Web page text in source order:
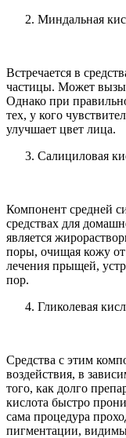
Миндальная
Встречается в
частицы. Может
Однако при
тех, у кого
улучшает цвет лица.
Салициловая
Компонент средней
средствах для
является
поры, очищая кожу от
лечения прыщей,
пор.
Гликолевая
Средства с этим
воздействия, в
того, как долго
кислота быстро
сама процедура
пигментации,